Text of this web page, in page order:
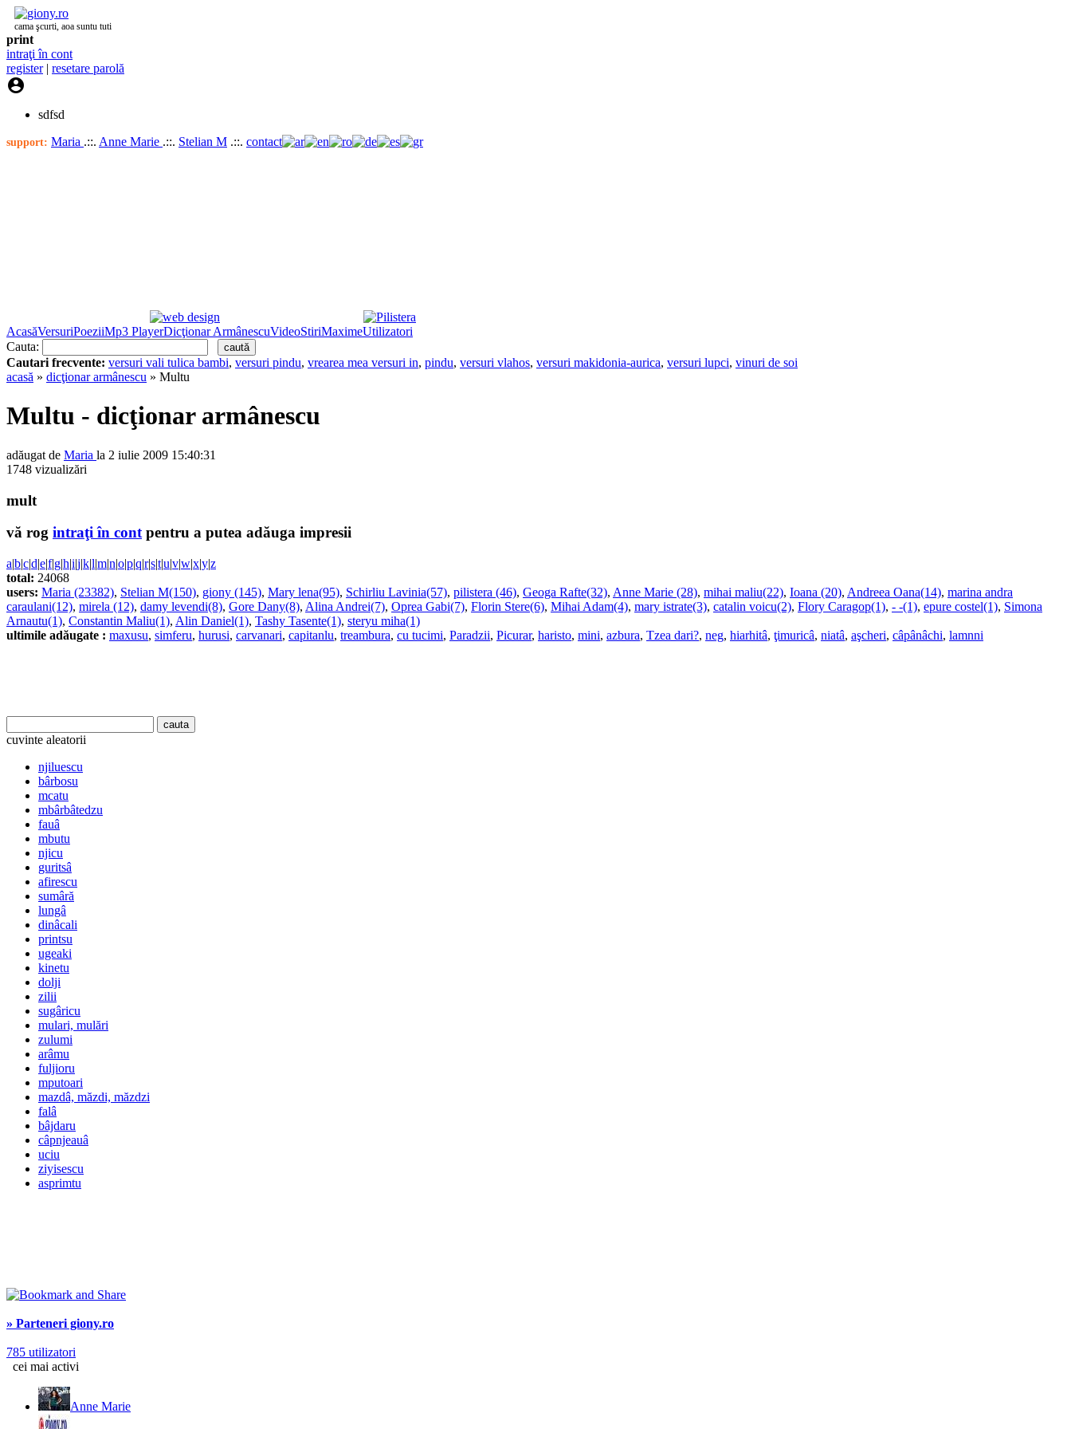
cama şcurti, aoa suntu tuti
print
intraţi în cont
register| resetare parolă

sdfsd
support: Maria .::. Anne Marie .::. Stelian M .::. contact
AcasăVersuriPoeziiMp3 PlayerDicţionar ArmânescuVideoStiriMaximeUtilizatori
Cauta:
Cautari frecvente: versuri vali tulica bambi, versuri pindu, vrearea mea versuri in, pindu, versuri vlahos, versuri makidonia-aurica, versuri lupci, vinuri de soi
acasă » dicţionar armânescu » Multu
Multu - dicţionar armânescu
adăugat de Maria la 2 iulie 2009 15:40:31
1748 vizualizări
mult
vă rog intraţi în contpentru a putea adăuga impresii
a|b|c|d|e|f|g|h|i|j|k|l|m|n|o|p|q|r|s|t|u|v|w|x|y|z
total: 24068
users: Maria (23382), Stelian M(150), giony (145), Mary lena(95), Schirliu Lavinia(57), pilistera (46), Geoga Rafte(32), Anne Marie (28), mihai maliu(22), Ioana (20), Andreea Oana(14), marina andra
caraulani(12), mirela (12), damy levendi(8), Gore Dany(8), Alina Andrei(7), Oprea Gabi(7), Florin Stere(6), Mihai Adam(4), mary istrate(3), catalin voicu(2), Flory Caragop(1), - -(1), epure costel(1), Simona
Arnautu(1), Constantin Maliu(1), Alin Daniel(1), Tashy Tasente(1), steryu miha(1)
ultimile adăugate : maxusu, simferu, hurusi, carvanari, capitanlu, treambura, cu tucimi, Paradzii, Picurar, haristo, mini, azbura, Tzea dari?, neg, hiarhitâ, ţimuricâ, niatâ, aşcheri, câpânâchi, lamnni
cuvinte aleatorii
njiluescu
bârbosu
mcatu
mbârbâtedzu
fauâ
mbutu
njicu
guritsâ
afirescu
sumâră
lungâ
dinâcali
printsu
ugeaki
kinetu
dolji
zilii
sugâricu
mulari, mulări
zulumi
arâmu
fuljioru
mputoari
mazdâ, măzdi, măzdzi
falâ
bâjdaru
câpnjeauâ
uciu
ziyisescu
asprimtu
» Parteneri giony.ro
785 utilizatori
cei mai activi
Anne Marie